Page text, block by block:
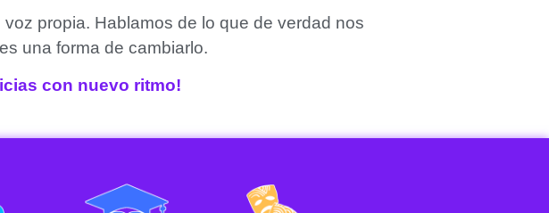
propia. Hablamos de lo que de verdad nos
una forma de cambiarlo.
con nuevo ritmo!